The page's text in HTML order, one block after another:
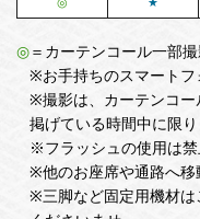
◎ ＝カーテンコール一部撮
※お手持ちのスマートフ
※撮影は、カーテンコー
掲げている時間中に限り
※フラッシュの使用は禁
※他のお座席や通路へ移
※三脚など固定用機材は